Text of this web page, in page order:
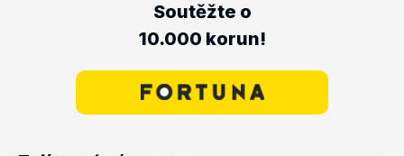
Soutěžte o
10.000 korun!